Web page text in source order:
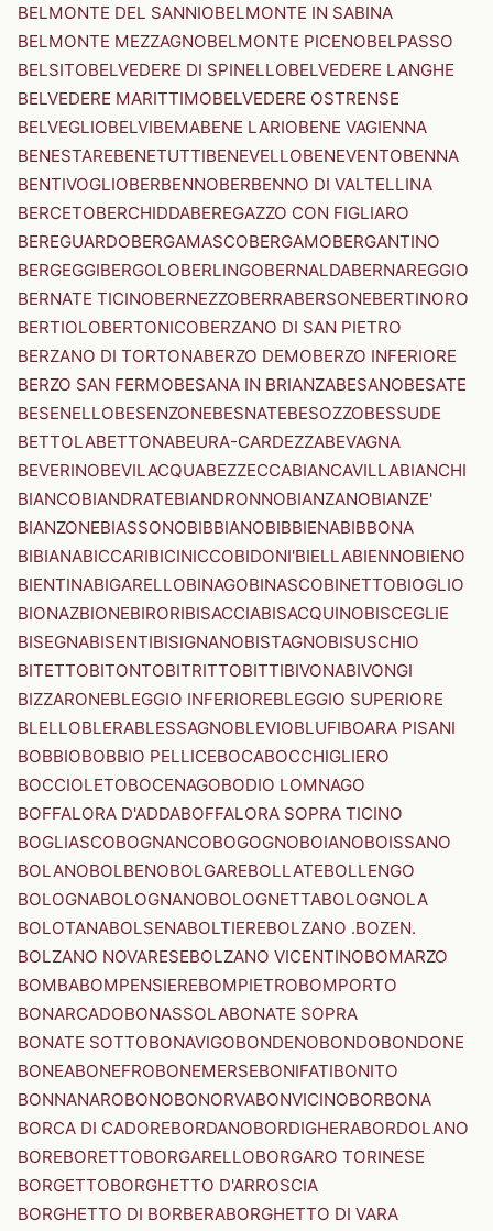
BELMONTE DEL SANNIOBELMONTE IN SABINA
BELMONTE MEZZAGNOBELMONTE PICENOBELPASSO
BELSITOBELVEDERE DI SPINELLOBELVEDERE LANGHE
BELVEDERE MARITTIMOBELVEDERE OSTRENSE
BELVEGLIOBELVIBEMABENE LARIOBENE VAGIENNA
BENESTAREBENETUTTIBENEVELLOBENEVENTOBENNA
BENTIVOGLIOBERBENNOBERBENNO DI VALTELLINA
BERCETOBERCHIDDABEREGAZZO CON FIGLIARO
BEREGUARDOBERGAMASCOBERGAMOBERGANTINO
BERGEGGIBERGOLOBERLINGOBERNALDABERNAREGGIO
BERNATE TICINOBERNEZZOBERRABERSONEBERTINORO
BERTIOLOBERTONICOBERZANO DI SAN PIETRO
BERZANO DI TORTONABERZO DEMOBERZO INFERIORE
BERZO SAN FERMOBESANA IN BRIANZABESANOBESATE
BESENELLOBESENZONEBESNATEBESOZZOBESSUDE
BETTOLABETTONABEURA-CARDEZZABEVAGNA
BEVERINOBEVILACQUABEZZECCABIANCAVILLABIANCHI
BIANCOBIANDRATEBIANDRONNOBIANZANOBIANZE'
BIANZONEBIASSONOBIBBIANOBIBBIENABIBBONA
BIBIANABICCARIBICINICCOBIDONI'BIELLABIENNOBIENO
BIENTINABIGARELLOBINAGOBINASCOBINETTOBIOGLIO
BIONAZBIONEBIRORIBISACCIABISACQUINOBISCEGLIE
BISEGNABISENTIBISIGNANOBISTAGNOBISUSCHIO
BITETTOBITONTOBITRITTOBITTIBIVONABIVONGI
BIZZARONEBLEGGIO INFERIOREBLEGGIO SUPERIORE
BLELLOBLERABLESSAGNOBLEVIOBLUFIBOARA PISANI
BOBBIOBOBBIO PELLICEBOCABOCCHIGLIERO
BOCCIOLETOBOCENAGOBODIO LOMNAGO
BOFFALORA D'ADDABOFFALORA SOPRA TICINO
BOGLIASCOBOGNANCOBOGOGNOBOIANOBOISSANO
BOLANOBOLBENOBOLGAREBOLLATEBOLLENGO
BOLOGNABOLOGNANOBOLOGNETTABOLOGNOLA
BOLOTANABOLSENABOLTIEREBOLZANO .BOZEN.
BOLZANO NOVARESEBOLZANO VICENTINOBOMARZO
BOMBABOMPENSIEREBOMPIETROBOMPORTO
BONARCADOBONASSOLABONATE SOPRA
BONATE SOTTOBONAVIGOBONDENOBONDOBONDONE
BONEABONEFROBONEMERSEBONIFATIBONITO
BONNANAROBONOBONORVABONVICINOBORBONA
BORCA DI CADOREBORDANOBORDIGHERABORDOLANO
BOREBORETTOBORGARELLOBORGARO TORINESE
BORGETTOBORGHETTO D'ARROSCIA
BORGHETTO DI BORBERABORGHETTO DI VARA